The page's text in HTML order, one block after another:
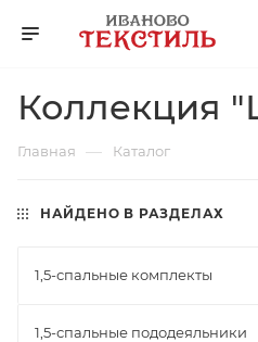
Коллекция
Главная — Каталог
НАЙДЕНО В РАЗДЕЛАХ
1,5-спальные комплекты
1,5-спальные пододеяльники